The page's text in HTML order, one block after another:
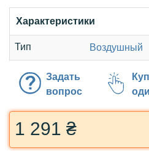
Характеристики
Тип Воздушный
Задать
вопрос
1 291 ₴